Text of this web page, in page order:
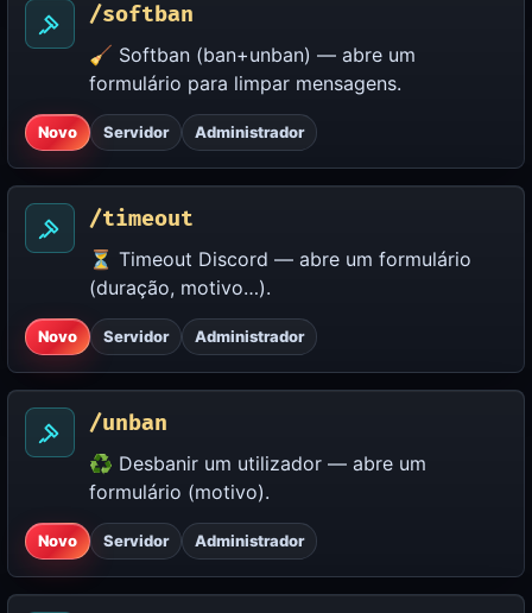
/softban
🧹 Softban (ban+unban) — abre um
formulário para limpar mensagens.
Novo Servidor Administrador
/timeout
⏳ Timeout Discord — abre um formulário
(duração, motivo…).
Novo Servidor Administrador
/unban
♻️ Desbanir um utilizador — abre um
formulário (motivo).
Novo Servidor Administrador